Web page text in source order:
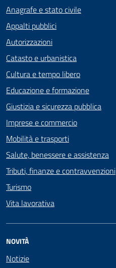
Anagrafe e stato civile
Appalti pubblici
Autorizzazioni
Catasto e urbanistica
Cultura e tempo libero
Educazione e formazione
Giustizia e sicurezza pubblica
Imprese e commercio
Mobilità e trasporti
Salute, benessere e assistenza
Tributi, finanze e contravvenzioni
Turismo
Vita lavorativa
NOVITÀ
Notizie